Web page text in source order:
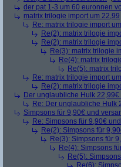
der pat 1-3 um 60 euronnen
matrix trilogie import um 22,99
Re: matrix trilogie import
Re(2): matrix trilogie
Re(2): matrix trilogie
Re(3): matrix trilogie
Re(4): matrix
Re(5): matrix
Re: matrix trilogie import
Re(2): matrix trilogie
Der unglaubliche Hulk
Re: Der unglaubliche Hulk
Simpsons für 9,90€ und
Re: Simpsons für 9,90€
Re(2): Simpsons für
Re(3): Simpsons für
Re(4): Simpsons
Re(5):
Re(6):